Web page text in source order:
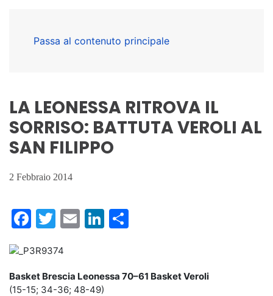
Passa al contenuto principale
LA LEONESSA RITROVA IL
SORRISO: BATTUTA VEROLI AL
SAN FILIPPO
2 Febbraio 2014
Facebook
Twitter
EmailLinkedIn
Basket Brescia Leonessa 70–61 Basket Veroli
(15-15; 34-36; 48-49)